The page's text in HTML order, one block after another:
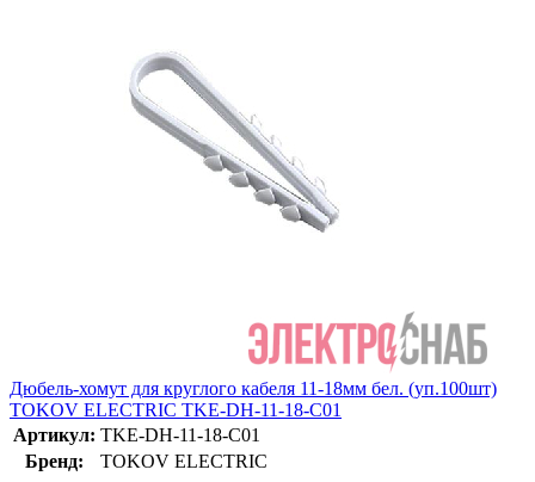
Дюбель-хомут для круглого кабеля 11-18мм бел. (уп.100шт)
TOKOV ELECTRIC TKE-DH-11-18-C01
Артикул: TKE-DH-11-18-C01
Бренд:
TOKOV ELECTRIC